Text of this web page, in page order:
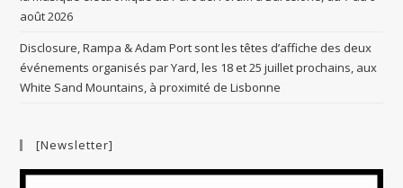
août 2026
Disclosure, Rampa & Adam Port sont les têtes d’affiche des deux
événements organisés par Yard, les 18 et 25 juillet prochains, aux
White Sand Mountains, à proximité de Lisbonne
[Newsletter]